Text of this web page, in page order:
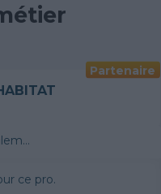
Partenaire
eau / Thermodynamique, VMC
ce pro.